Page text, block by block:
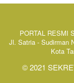
PORTAL RESMI
Jl. Satria - Sudirman
Kota
© 2021